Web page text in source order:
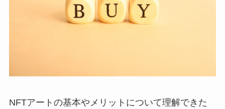
NFTアートの基本やメリットについて理解できた